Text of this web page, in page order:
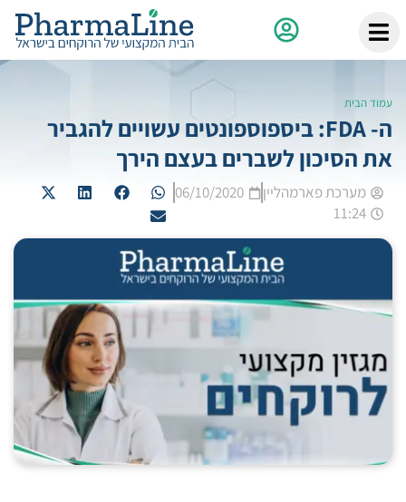
עמוד הבית
ה- FDA: ביספוספונטים עשויים להגביר
את הסיכון לשברים בעצם הירך
מערכת פארמהליין
06/10/2020
11:24